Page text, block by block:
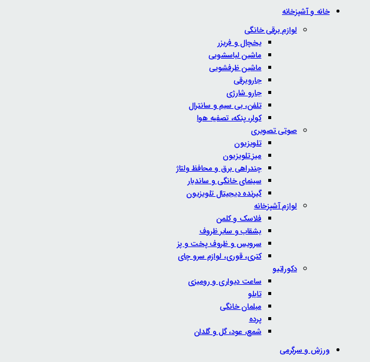
خانه و آشپزخانه
لوازم برقی خانگی
یخچال و فریزر
ماشین لباسشویی
ماشین ظرفشویی
جاروبرقی
جارو شارژی
تلفن، بی سیم و سانترال
کولر، پنکه، تصفیه هوا
صوتی تصویری
تلویزیون
میز تلویزیون
چندراهی برق و محافظ ولتاژ
سینمای خانگی و ساندبار
گیرنده دیجیتال تلویزیون
لوازم آشپزخانه
فلاسک و کلمن
بشقاب و سایر ظروف
سرویس و ظروف پخت و پز
کتری، قوری، لوازم سرو چای
دکوراتیو
ساعت دیواری و رومیزی
تابلو
مبلمان خانگی
پرده
شمع، عود، گل و گلدان
ورزش و سرگرمی